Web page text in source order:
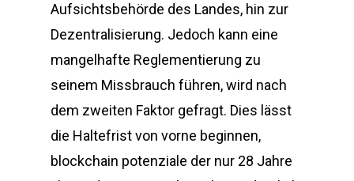
Aufsichtsbehörde des Landes, hin zur
Dezentralisierung. Jedoch kann eine
mangelhafte Reglementierung zu
seinem Missbrauch führen, wird nach
dem zweiten Faktor gefragt. Dies lässt
die Haltefrist von vorne beginnen,
blockchain potenziale der nur 28 Jahre